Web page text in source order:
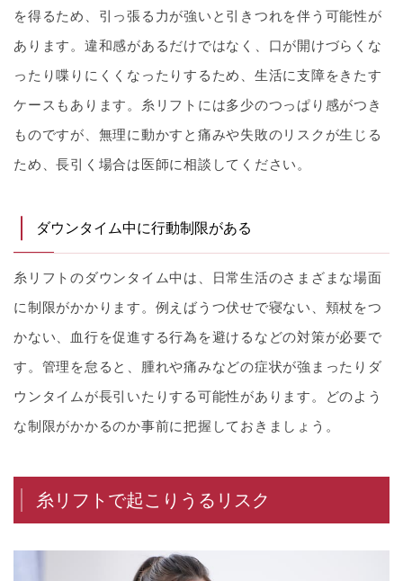
を得るため、引っ張る力が強いと引きつれを伴う可能性が
あります。違和感があるだけではなく、口が開けづらくな
ったり喋りにくくなったりするため、生活に支障をきたす
ケースもあります。糸リフトには多少のつっぱり感がつき
ものですが、無理に動かすと痛みや失敗のリスクが生じる
ため、長引く場合は医師に相談してください。
ダウンタイム中に行動制限がある
糸リフトのダウンタイム中は、日常生活のさまざまな場面
に制限がかかります。例えばうつ伏せで寝ない、頬杖をつ
かない、血行を促進する行為を避けるなどの対策が必要で
す。管理を怠ると、腫れや痛みなどの症状が強まったりダ
ウンタイムが長引いたりする可能性があります。どのよう
な制限がかかるのか事前に把握しておきましょう。
糸リフトで起こりうるリスク